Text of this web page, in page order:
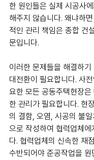
한 원인들은 실제 시공사
해주지 않습니다. 왜냐하
적인 관리 책임은 종합 건
문입니다.
이러한 문제들을 해결하기
대전환이 필요합니다. 사
요한 모든 공동주택현장은
한 관리가 필요합니다. 현
의 결함, 오염, 시공의 불
으로 작성하여 협력업체에
다. 협력업체의 신속한 재
수반되어야 준공작업을 원